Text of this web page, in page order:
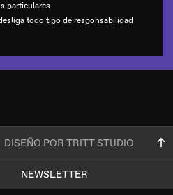
particulares
todo tipo de responsabilidad
DISEÑO POR TRITT STUDIO
NEWSLETTER